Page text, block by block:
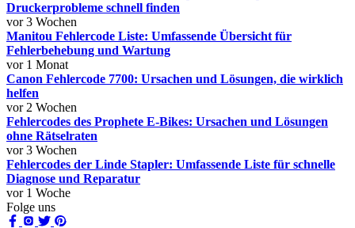
Druckerprobleme schnell finden
vor 3 Wochen
Manitou Fehlercode Liste: Umfassende Übersicht für
Fehlerbehebung und Wartung
vor 1 Monat
Canon Fehlercode 7700: Ursachen und Lösungen, die wirklich
helfen
vor 2 Wochen
Fehlercodes des Prophete E-Bikes: Ursachen und Lösungen
ohne Rätselraten
vor 3 Wochen
Fehlercodes der Linde Stapler: Umfassende Liste für schnelle
Diagnose und Reparatur
vor 1 Woche
Folge uns